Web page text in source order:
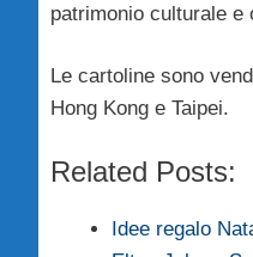
patrimonio culturale e
Le cartoline sono
Hong Kong e Taipei.
Related Posts:
Idee regalo